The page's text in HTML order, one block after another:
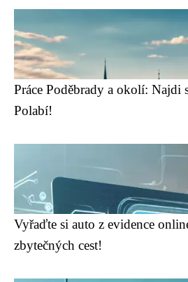
Práce Poděbrady a okolí: Najdi
Polabí!
Vyřaďte si auto z evidence
zbytečných cest!